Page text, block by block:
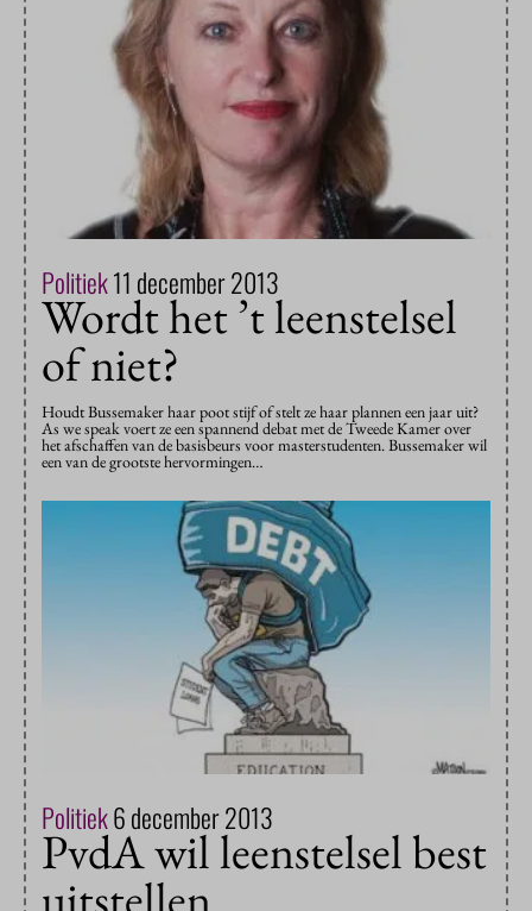
Politiek11 december 2013
Wordt het ’t leenstelsel
of niet?
Houdt Bussemaker haar poot stijf of stelt ze haar plannen een jaar uit?
As we speak voert ze een spannend debat met de Tweede Kamer over
het afschaffen van de basisbeurs voor masterstudenten. Bussemaker wil
een van de grootste hervormingen…
Politiek6 december 2013
PvdA wil leenstelsel best